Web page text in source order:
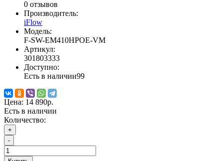
0 отзывов
Производитель:
iFlow
Модель:
F-SW-EM410HPOE-VM
Артикул:
301803333
Доступно:
Есть в наличии99
Цена: 14 890р.
Есть в наличии
Количество:
+
-